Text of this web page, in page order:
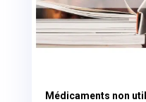
Médicaments non